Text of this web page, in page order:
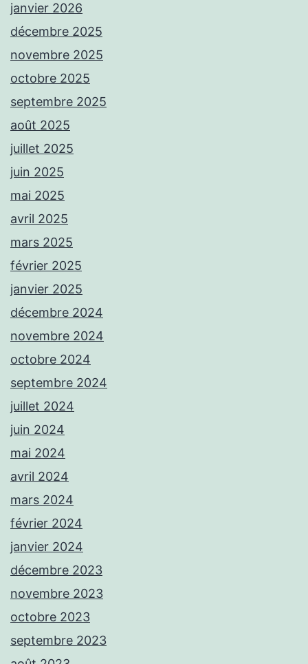
janvier 2026
décembre 2025
novembre 2025
octobre 2025
septembre 2025
août 2025
juillet 2025
juin 2025
mai 2025
avril 2025
mars 2025
février 2025
janvier 2025
décembre 2024
novembre 2024
octobre 2024
septembre 2024
juillet 2024
juin 2024
mai 2024
avril 2024
mars 2024
février 2024
janvier 2024
décembre 2023
novembre 2023
octobre 2023
septembre 2023